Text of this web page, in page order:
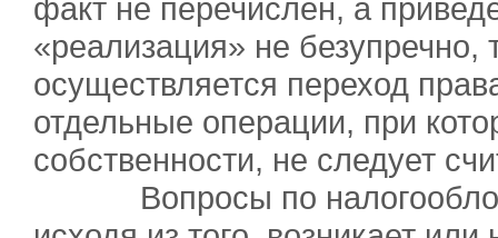
факт не перечислен, а
«реализация» не безупречно,
осуществляется переход
отдельные операции, при
собственности, не следует
Вопросы по